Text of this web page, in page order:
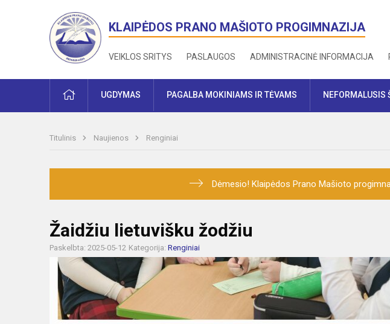
KLAIPĖDOS PRANO MAŠIOTO PROGIMNAZIJA
VEIKLOS SRITYS PASLAUGOS ADMINISTRACINĖ INFORMACIJA
PRADŽIAUGDYMAS PAGALBA MOKINIAMS IR TĖVAMS NEFORMALUSIS
Titulinis Naujienos Renginiai
Dėmesio! Klaipėdos Prano Mašioto
Žaidžiu lietuvišku žodžiu
Paskelbta: 2025-05-12 Kategorija: Renginiai